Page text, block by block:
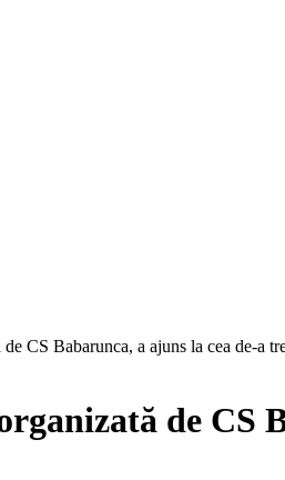
CS Babarunca, a ajuns la cea de-a
de CS